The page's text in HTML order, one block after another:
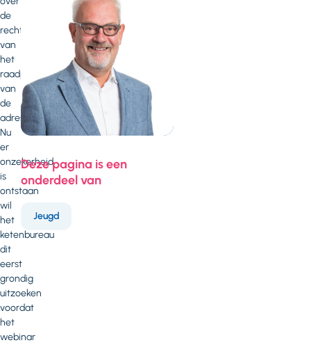
de
rechtmatigheid
van
het
raadplegen
van
de
adreshistorie.
Nu
er
onzekerheid
is
ontstaan
wil
het
ketenbureau
dit
eerst
grondig
uitzoeken
voordat
het
webinar
Deze pagina is een
onderdeel van
Jeugd